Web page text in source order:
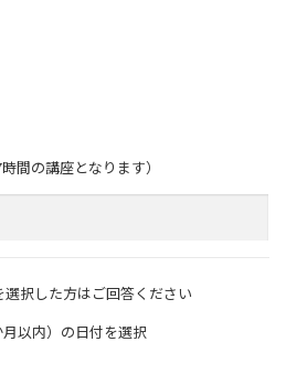
間の講座となります）
選択した方はご回答ください
以内）の日付を選択